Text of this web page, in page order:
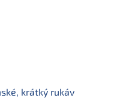
krátký rukáv